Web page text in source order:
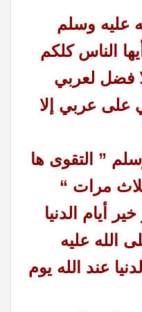
عليه وسلم
الناس كلكم
فضل لعربي
عربي إلا
” التقوى ها
مرات “
أيام الدنيا
الله عليه
عند الله يوم